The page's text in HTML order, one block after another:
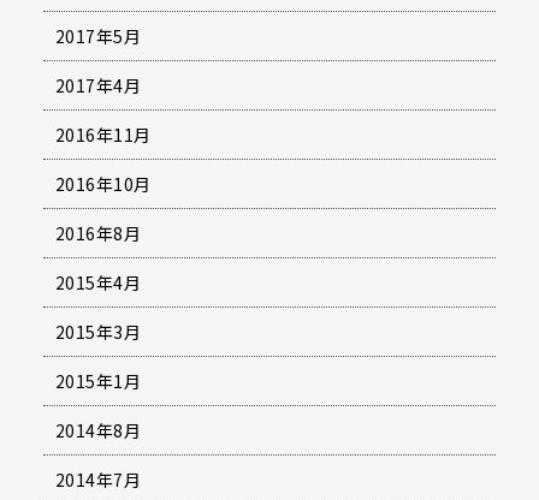
2017年5月
2017年4月
2016年11月
2016年10月
2016年8月
2015年4月
2015年3月
2015年1月
2014年8月
2014年7月